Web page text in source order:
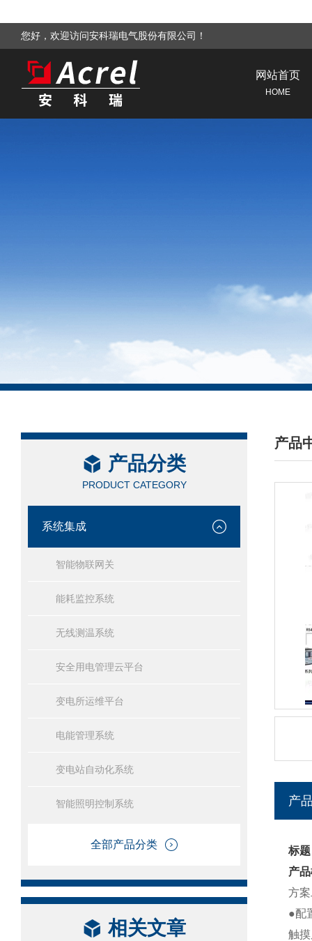
您好，欢迎访问安科瑞电气股份有限公司！
网站首页
HOME
产品分类
PRODUCT CATEGORY
系统集成
智能物联网关
能耗监控系统
无线测温系统
安全用电管理云平台
变电所运维平台
电能管理系统
变电站自动化系统
智能照明控制系统
全部产品分类
相关文章
产品
/
产
标
产
方
●配
触